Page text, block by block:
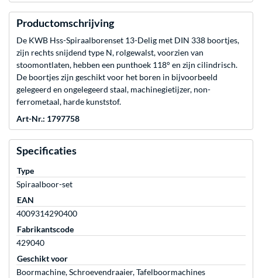
Productomschrijving
De KWB Hss-Spiraalborenset 13-Delig met DIN 338 boortjes,
zijn rechts snijdend type N, rolgewalst, voorzien van
stoomontlaten, hebben een punthoek 118° en zijn cilindrisch.
De boortjes zijn geschikt voor het boren in bijvoorbeeld
gelegeerd en ongelegeerd staal, machinegietijzer, non-
ferrometaal, harde kunststof.
Art-Nr.: 1797758
Specificaties
Type
Spiraalboor-set
EAN
4009314290400
Fabrikantscode
429040
Geschikt voor
Boormachine, Schroevendraaier, Tafelboormachines